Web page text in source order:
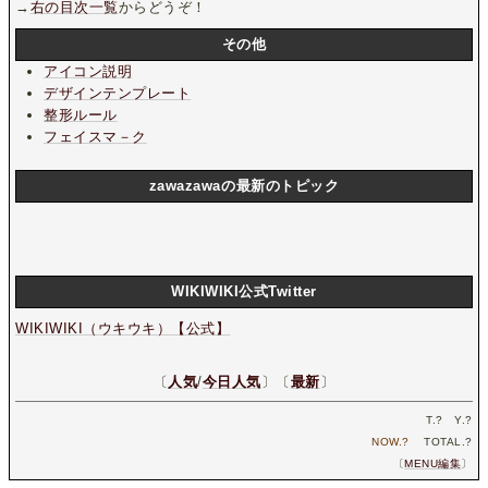
→ 右の目次一覧からどうぞ！
その他
アイコン説明
デザインテンプレート
整形ルール
フェイスマ－ク
zawazawaの最新のトピック
WIKIWIKI公式Twitter
WIKIWIKI（ウキウキ）【公式】
〔 人気/今日人気 〕〔 最新 〕
T.? Y.?
NOW.? TOTAL.?
〔MENU編集〕